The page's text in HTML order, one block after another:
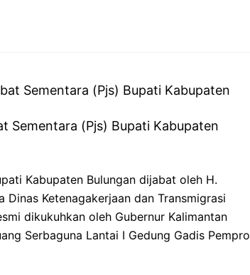
Sementara (Pjs) Bupati Kabupaten
Kabupaten Bulungan dijabat oleh H.
Dinas Ketenagakerjaan dan Transmigrasi
dikukuhkan oleh Gubernur Kalimantan
Serbaguna Lantai I Gedung Gadis